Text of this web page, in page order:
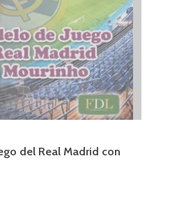
del Real Madrid con